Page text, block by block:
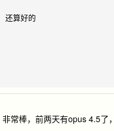
算好的
常棒，前两天有opus 4.5了